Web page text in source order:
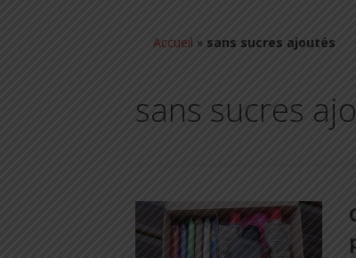
Accueil » sans sucres ajoutés
sans sucres